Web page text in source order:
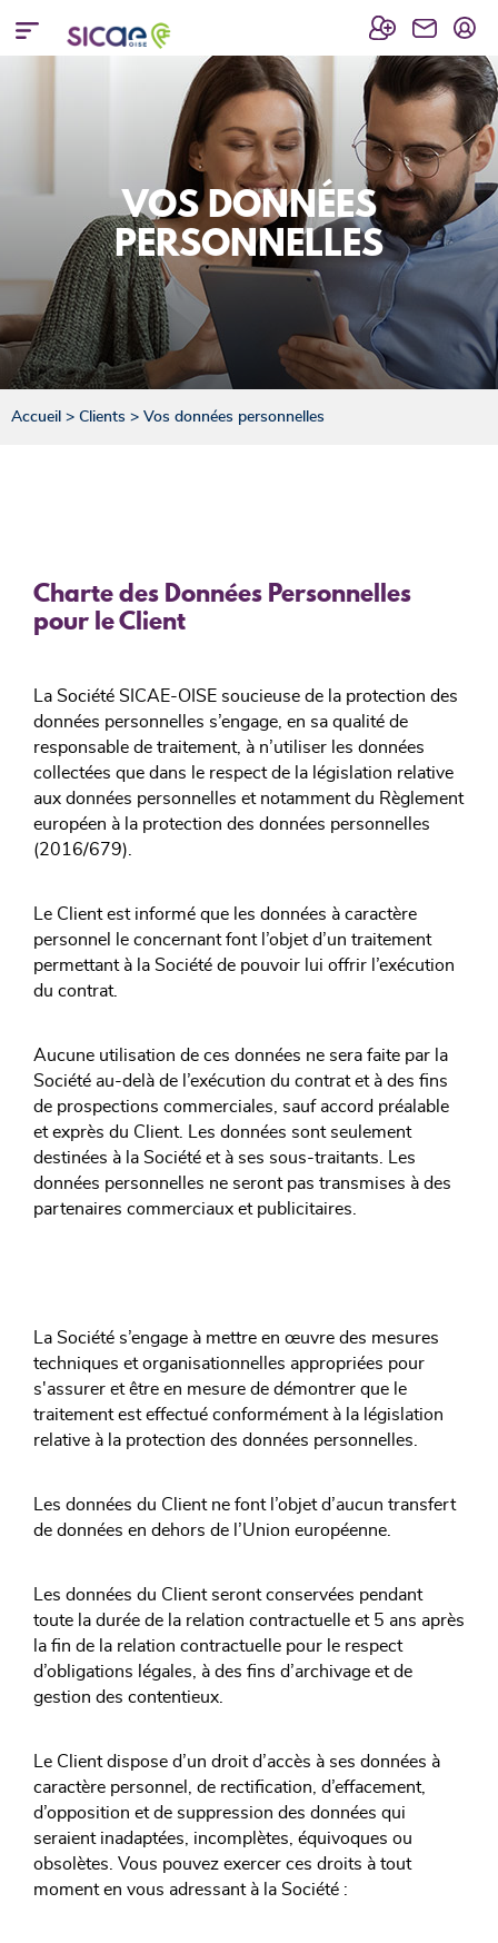
VOS DONNÉES
PERSONNELLES
Accueil > Clients > Vos données personnelles
Charte des Données Personnelles
pour le Client
La Société SICAE-OISE soucieuse de la protection des
données personnelles s’engage, en sa qualité de
responsable de traitement, à n’utiliser les données
collectées que dans le respect de la législation relative
aux données personnelles et notamment du Règlement
européen à la protection des données personnelles
(2016/679).
Le Client est informé que les données à caractère
personnel le concernant font l’objet d’un traitement
permettant à la Société de pouvoir lui offrir l’exécution
du contrat.
Aucune utilisation de ces données ne sera faite par la
Société au-delà de l’exécution du contrat et à des fins
de prospections commerciales, sauf accord préalable
et exprès du Client. Les données sont seulement
destinées à la Société et à ses sous-traitants.
Les
données personnelles ne seront pas transmises à des
partenaires commerciaux et publicitaires.
La Société s’engage à mettre en œuvre des mesures
techniques et organisationnelles appropriées pour
s'assurer et être en mesure de démontrer que le
traitement est effectué conformément à la législation
relative à la protection des données personnelles.
Les données du Client ne font l’objet d’aucun transfert
de données en dehors de l’Union européenne.
Les données du Client seront conservées pendant
toute la durée de la relation contractuelle et 5 ans après
la fin de la relation contractuelle pour le respect
d’obligations légales, à des fins d’archivage et de
gestion des contentieux.
Le Client dispose d’un droit d’accès à ses données à
caractère personnel, de rectification, d’effacement,
d’opposition et de suppression des données qui
seraient inadaptées, incomplètes, équivoques ou
obsolètes. Vous pouvez exercer ces droits à tout
moment en vous adressant à la Société :